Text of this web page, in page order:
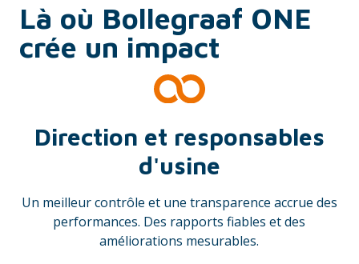
Là où Bollegraaf ONE
crée un impact
Direction et responsables
d'usine
Un meilleur contrôle et une transparence accrue des
performances. Des rapports fiables et des
améliorations mesurables.